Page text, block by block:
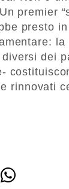
premier
presto
dei
rinnovati